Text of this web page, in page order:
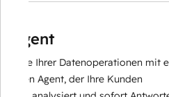
Ihrer Datenoperationen mit einem
Agent, der Ihre Kunden